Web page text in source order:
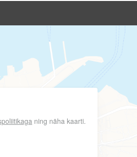
ning näha kaarti.